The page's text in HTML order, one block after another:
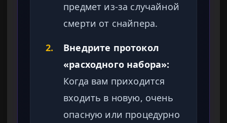
предмет из-за случайной
смерти от снайпера.
2.
Внедрите протокол
«расходного набора»:
Когда вам приходится
входить в новую, очень
опасную или процедурно